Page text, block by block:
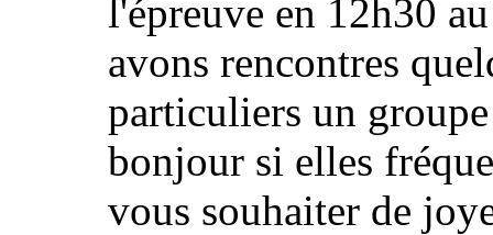
l'épreuve en 12h30
avons rencontres
particuliers un
bonjour si elles
vous souhaiter de